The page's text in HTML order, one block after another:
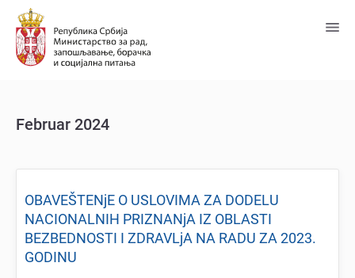
glavni
sadržaj
Februar 2024
OBAVEŠTENjE O USLOVIMA ZA DODELU
NACIONALNIH PRIZNANjA IZ OBLASTI
BEZBEDNOSTI I ZDRAVLjA NA RADU ZA 2023.
GODINU